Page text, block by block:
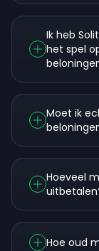
Ik heb
het spel
Moet ik
Hoeveel
Hoe oud